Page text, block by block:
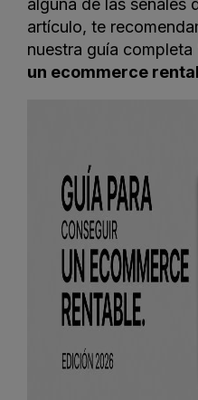
artículo, te
nuestra guía completa
un ecommerce